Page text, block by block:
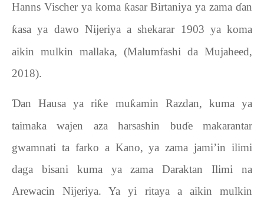
Hanns Vischerya koma ƙasar Birtaniya ya zama ɗan
ƙasa ya dawo Nijeriya a shekarar 1903 ya koma
aikin mulkin mallaka, (Malumfashi da Mujaheed,
2018).
Ɗan Hausa ya riƙe muƙamin Razdan, kuma ya
taimaka wajen aza harsashin buɗe makarantar
gwamnati ta farko a Kano, ya zama jami’in ilimi
daga bisani kuma ya zama Daraktan Ilimi na
Arewacin Nijeriya. Ya yi ritaya a aikin mulkin